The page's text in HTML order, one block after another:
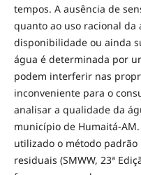
tempos. A ausência de
quanto ao uso racional da
disponibilidade ou ainda
água é determinada por
podem interferir nas
inconveniente para o
analisar a qualidade da
município de Humaitá-
utilizado o método padrão
residuais (SMWW, 23ª